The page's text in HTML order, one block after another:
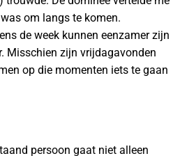
om langs te komen.
de week kunnen eenzamer zijn
Misschien zijn vrijdagavonden
op die momenten iets te gaan
persoon gaat niet alleen